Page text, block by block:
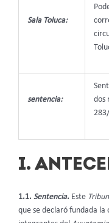
Sala Toluca:
sentencia:
dos
I.
1.1. Sentencia. Este
que se declaró fundada la